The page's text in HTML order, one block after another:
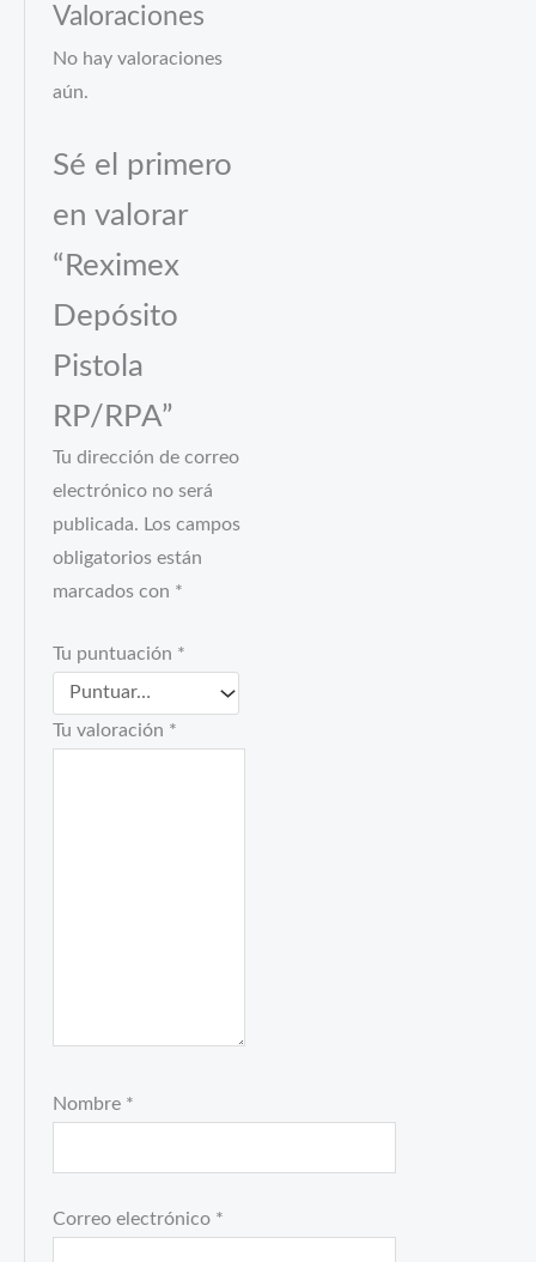
Valoraciones
No hay valoraciones
aún.
Sé el primero
en valorar
“Reximex
Depósito
Pistola
RP/RPA”
Tu dirección de correo
electrónico no será
publicada. Los campos
obligatorios están
marcados con *
Tu puntuación *
Tu valoración *
Nombre *
Correo electrónico *